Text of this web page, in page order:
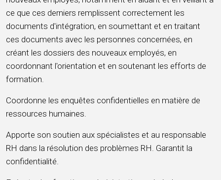
ce que ces derniers remplissent correctement les
documents d'intégration, en soumettant et en traitant
ces documents avec les personnes concernées, en
créant les dossiers des nouveaux employés, en
coordonnant l'orientation et en soutenant les efforts de
formation.
Coordonne les enquêtes confidentielles en matière de
ressources humaines.
Apporte son soutien aux spécialistes et au responsable
RH dans la résolution des problèmes RH. Garantit la
confidentialité.